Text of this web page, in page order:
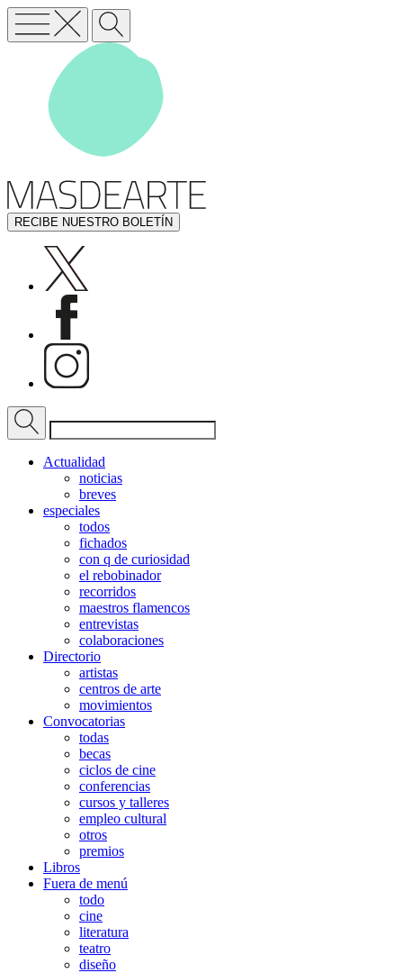
RECIBE NUESTRO BOLETÍN
Actualidad
noticias
breves
especiales
todos
fichados
con q de curiosidad
el rebobinador
recorridos
maestros flamencos
entrevistas
colaboraciones
Directorio
artistas
centros de arte
movimientos
Convocatorias
todas
becas
ciclos de cine
conferencias
cursos y talleres
empleo cultural
otros
premios
Libros
Fuera de menú
todo
cine
literatura
teatro
diseño